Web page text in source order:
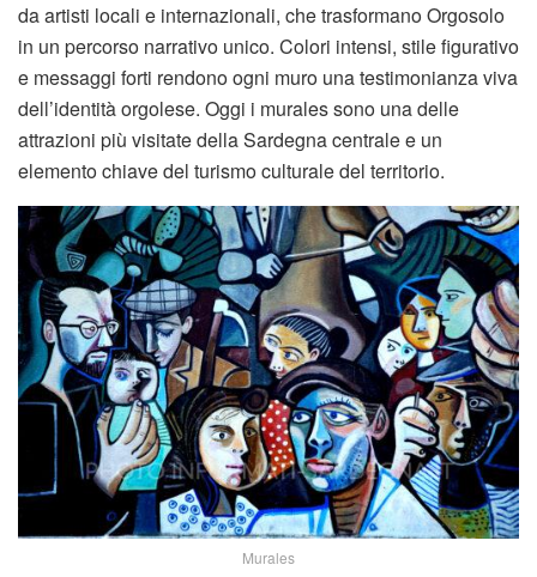
da artisti locali e internazionali, che trasformano Orgosolo
in un percorso narrativo unico. Colori intensi, stile figurativo
e messaggi forti rendono ogni muro una testimonianza viva
dell’identità orgolese. Oggi i murales sono una delle
attrazioni più visitate della Sardegna centrale e un
elemento chiave del turismo culturale del territorio.
Murales